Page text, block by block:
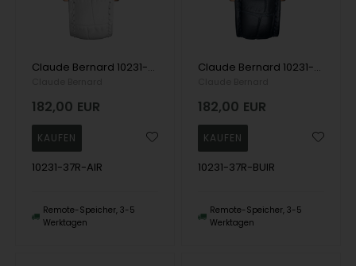
Claude Bernard 10231-37R-AIR Damenuhr Klassischer Chronograph 35mm 5ATM Armbanduhr
182,00 EUR
10231-37R-AIR
Remote-Speicher, 3-5
Werktagen
Claude Bernard 10231-37R-BUIR Damenuhr Classic Chronograph 35mm 5ATM Armbanduhr
182,00 EUR
10231-37R-BUIR
Remote-Speicher, 3-5
Werktagen